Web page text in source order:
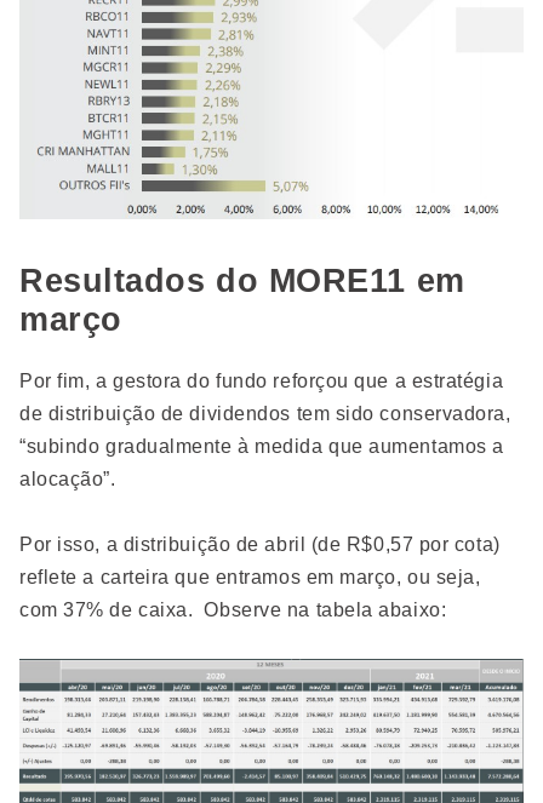
Resultados do MORE11 em
março
Por fim, a gestora do fundo reforçou que a estratégia
de distribuição de dividendos tem sido conservadora,
“subindo gradualmente à medida que aumentamos a
alocação”.
Por isso, a distribuição de abril (de R$0,57 por cota)
reflete a carteira que entramos em março, ou seja,
com 37% de caixa. Observe na tabela abaixo: